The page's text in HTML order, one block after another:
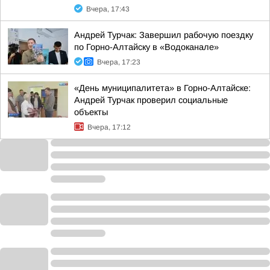
Вчера, 17:43
Андрей Турчак: Завершил рабочую поездку
по Горно-Алтайску в «Водоканале»
Вчера, 17:23
«День муниципалитета» в Горно-Алтайске:
Андрей Турчак проверил социальные
объекты
Вчера, 17:12